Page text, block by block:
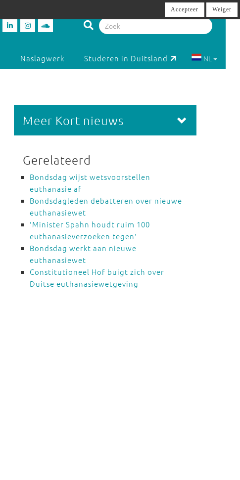
Naslagwerk Studeren in Duitsland NL
Meer Kort nieuws
Gerelateerd
Bondsdag wijst wetsvoorstellen
euthanasie af
Bondsdagleden debatteren over nieuwe
euthanasiewet
'Minister Spahn houdt ruim 100
euthanasieverzoeken tegen'
Bondsdag werkt aan nieuwe
euthanasiewet
Constitutioneel Hof buigt zich over
Duitse euthanasiewetgeving
Accepteer Weiger